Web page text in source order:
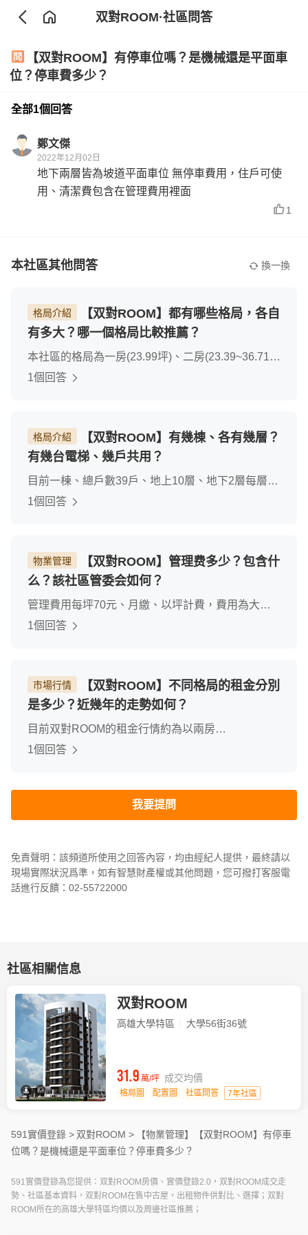
双對ROOM·社區問答
【双對ROOM】有停車位嗎？是機械還是平面車
位？停車費多少？
全部1個回答
鄭文傑
2022年12月02日
地下兩層皆為坡道平面車位 無停車費用，住戶可使
用、清潔費包含在管理費用裡面
1
本社區其他問答 換一換
格局介紹
【双對ROOM】都有哪些格局，各自
有多大？哪一個格局比較推薦？
本社區的格局為一房(23.99坪)、二房(23.39~36.71
坪)主力格局推薦兩房格局、室內使用空間大、非常
1個回答
格局介紹
【双對ROOM】有幾棟、各有幾層？
有幾台電梯、幾戶共用？
目前一棟、總戶數39戶、地上10層、地下2層每層兩
部電梯
1個回答
物業管理
【双對ROOM】管理费多少？包含什
么？該社區管委会如何？
管理費用每坪70元、月繳、以坪計費，費用為大樓
管理、修繕管理使用、本大樓管理嚴謹、晚班管理員
1個回答
市場行情
【双對ROOM】不同格局的租金分別
是多少？近幾年的走勢如何？
目前双對ROOM的租金行情約為以兩房
16000~23000 依據屋況與是否提供家具為主要租金
1個回答
我要提問
免責聲明：該頻道所使用之回答內容，均由經紀人提供，最終請以
現場實際狀況爲準，如有智慧財產權或其他問題，您可撥打客服電
話進行反饋：02-55722000
社區相關信息
双對ROOM
高雄大學特區 大學56街36號
格局圖 配置圖 社區問答 7年社區
31.9 萬/坪 成交均價
591實價登錄 > 双對ROOM > 【物業管理】
【双對ROOM】有停車
位嗎？是機械還是平面車位？停車費多少？
591實價登錄為您提供：双對ROOM房價、實價登錄2.0，双對ROOM成交走
勢、社區基本資料，双對ROOM在售中古屋，出租物件供對比、選擇；双對
ROOM所在的高雄大學特區均價以及周邊社區推薦；